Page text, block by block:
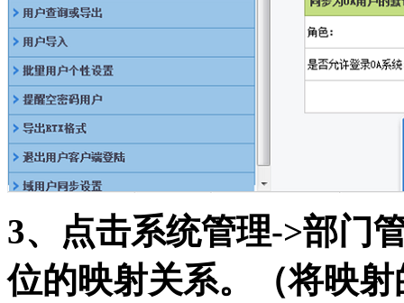
3、点击系统管理->部门
位的映射关系。（将映